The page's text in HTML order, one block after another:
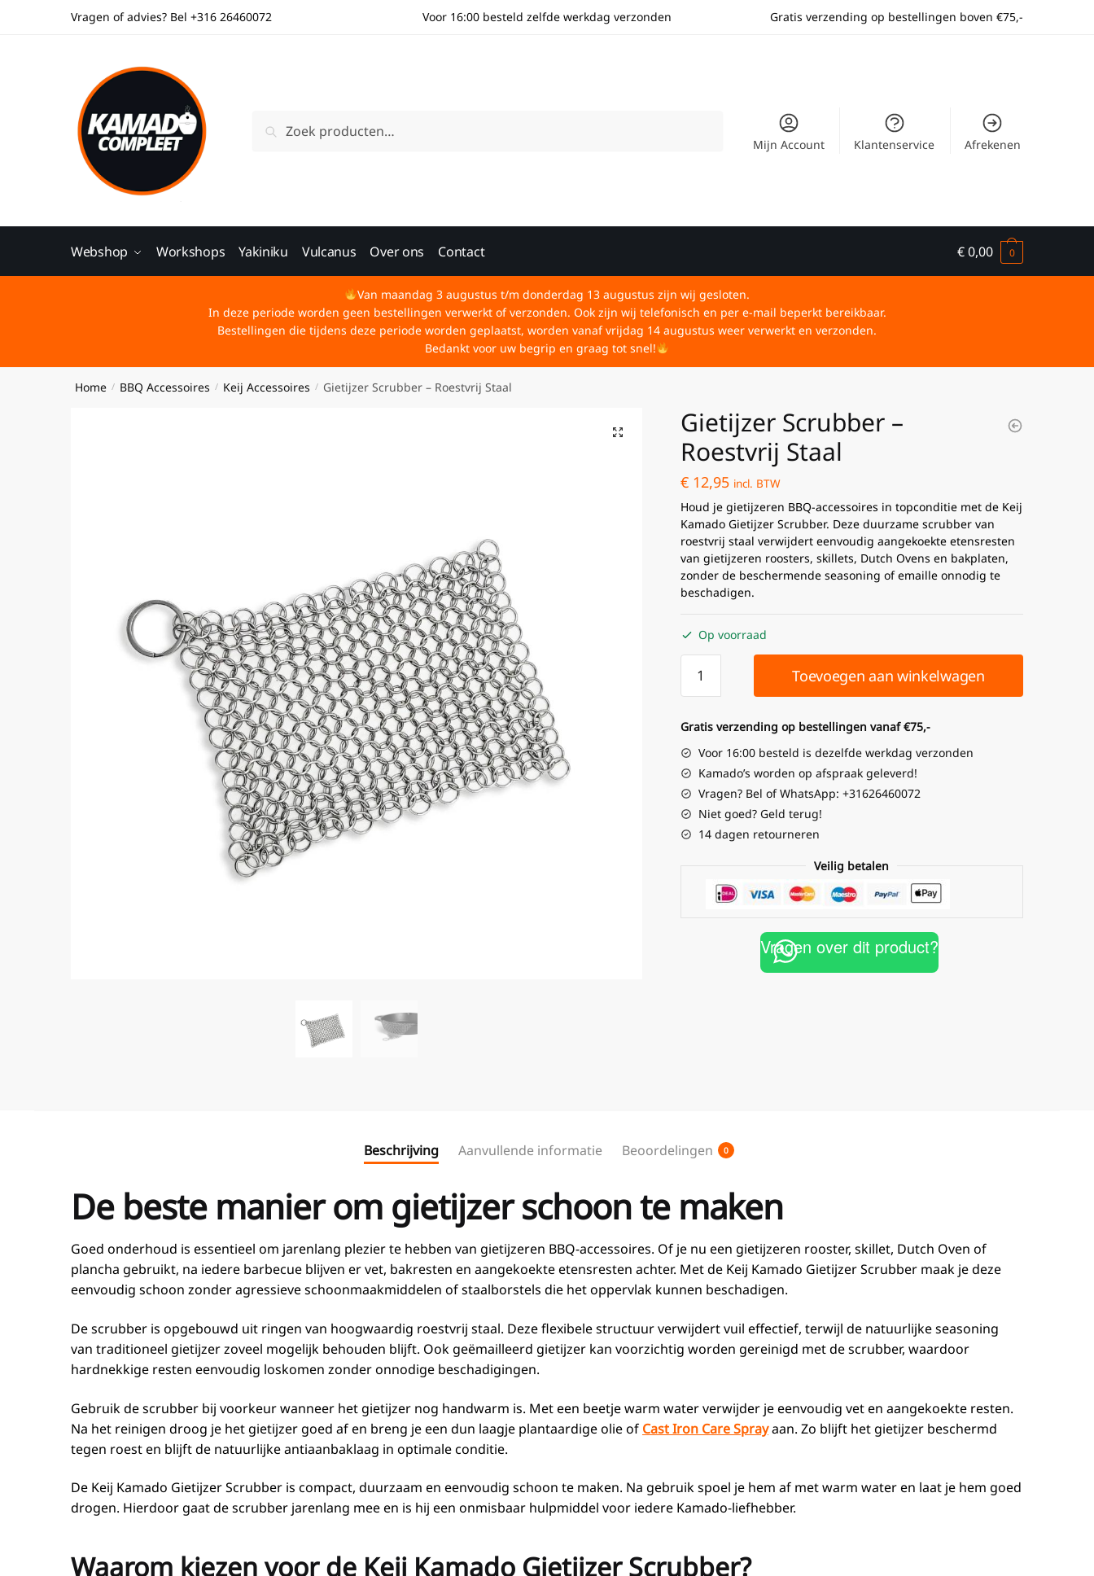
Vragen of advies? Bel +316 26460072 Voor 16:00 besteld zelfde werkdag verzonden Gratis verzending op bestellingen boven €75,-
Zoeken
Mijn Account Klantenservice Afrekenen
Webshop Workshops Yakiniku Vulcanus Over ons Contact €0,00 0
Van maandag 3 augustus t/m donderdag 13 augustus zijn wij gesloten.
In deze periode worden geen bestellingen verwerkt of verzonden. Ook zijn wij telefonisch en per e-mail beperkt bereikbaar.
Bestellingen die tijdens deze periode worden geplaatst, worden vanaf vrijdag 14 augustus weer verwerkt en verzonden.
Bedankt voor uw begrip en graag tot snel!
Home / BBQ Accessoires / Keij Accessoires / Gietijzer Scrubber – Roestvrij Staal
Gietijzer Scrubber –
Roestvrij Staal
€12,95 incl. BTW
Houd je gietijzeren BBQ-accessoires in topconditie met de Keij
Kamado Gietijzer Scrubber. Deze duurzame scrubber van
roestvrij staal verwijdert eenvoudig aangekoekte etensresten
van gietijzeren roosters, skillets, Dutch Ovens en bakplaten,
zonder de beschermende seasoning of emaille onnodig te
beschadigen.
Op voorraad
Toevoegen aan winkelwagen
Gratis verzending op bestellingen vanaf €75,-
Voor 16:00 besteld is dezelfde werkdag verzonden
Kamado’s worden op afspraak geleverd!
Vragen? Bel of WhatsApp: +31626460072
Niet goed? Geld terug!
14 dagen retourneren
Veilig betalen
Vragen over dit product?
Beschrijving Aanvullende informatie Beoordelingen 0
De beste manier om gietijzer schoon te maken
Goed onderhoud is essentieel om jarenlang plezier te hebben van gietijzeren BBQ-accessoires. Of je nu een gietijzeren rooster, skillet, Dutch Oven of
plancha gebruikt, na iedere barbecue blijven er vet, bakresten en aangekoekte etensresten achter. Met de Keij Kamado Gietijzer Scrubber maak je deze
eenvoudig schoon zonder agressieve schoonmaakmiddelen of staalborstels die het oppervlak kunnen beschadigen.
De scrubber is opgebouwd uit ringen van hoogwaardig roestvrij staal. Deze flexibele structuur verwijdert vuil effectief, terwijl de natuurlijke seasoning
van traditioneel gietijzer zoveel mogelijk behouden blijft. Ook geëmailleerd gietijzer kan voorzichtig worden gereinigd met de scrubber, waardoor
hardnekkige resten eenvoudig loskomen zonder onnodige beschadigingen.
Gebruik de scrubber bij voorkeur wanneer het gietijzer nog handwarm is. Met een beetje warm water verwijder je eenvoudig vet en aangekoekte resten.
Na het reinigen droog je het gietijzer goed af en breng je een dun laagje plantaardige olie of Cast Iron Care Sprayaan. Zo blijft het gietijzer beschermd
tegen roest en blijft de natuurlijke antiaanbaklaag in optimale conditie.
De Keij Kamado Gietijzer Scrubber is compact, duurzaam en eenvoudig schoon te maken. Na gebruik spoel je hem af met warm water en laat je hem goed
drogen. Hierdoor gaat de scrubber jarenlang mee en is hij een onmisbaar hulpmiddel voor iedere Kamado-liefhebber.
Waarom kiezen voor de Keij Kamado Gietijzer Scrubber?